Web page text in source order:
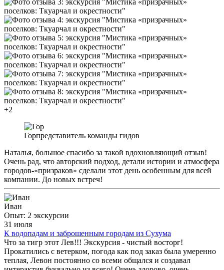
+2
Горпредставитель команды гидов
Наталья, большое спасибо за такой вдохновляющий отзыв!
Очень рад, что авторский подход, детали истории и атмосфера
городов-«призраков» сделали этот день особенным для всей
компании. До новых встреч!
Иван
Опыт: 2 экскурсии
31 июля
К водопадам и заброшенным городам из Сухума
Что за тигр этот Лев!!! Экскурсия - чистый восторг!
Прокатились с ветерком, погода как под заказ была умеренно
теплая, Левон постоянно со всеми общался и создавал